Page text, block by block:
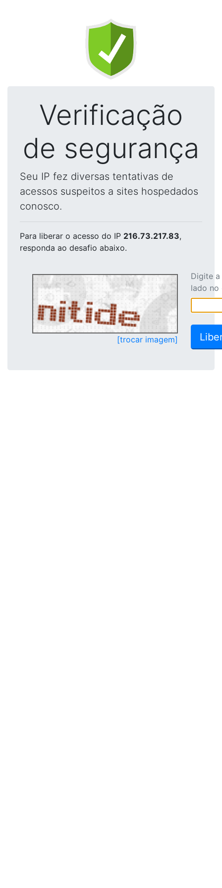
Verificação
de segurança
Seu IP fez diversas tentativas de
acessos suspeitos a sites hospedados
conosco.
Para liberar o acesso do IP 216.73.217.83,
responda ao desafio abaixo.
[trocar imagem]
Digite
lado no